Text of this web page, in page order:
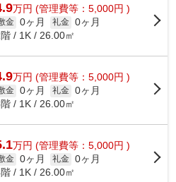
万円 (管理費等：5,000円 )
金 0ヶ月 礼金 0ヶ月
/ 1K / 26.00㎡
万円 (管理費等：5,000円 )
金 0ヶ月 礼金 0ヶ月
/ 1K / 26.00㎡
万円 (管理費等：5,000円 )
金 0ヶ月 礼金 0ヶ月
/ 1K / 26.00㎡